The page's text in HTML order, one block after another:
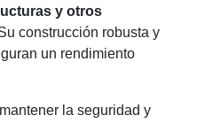
y otros
construcción robusta y
un rendimiento
la seguridad y